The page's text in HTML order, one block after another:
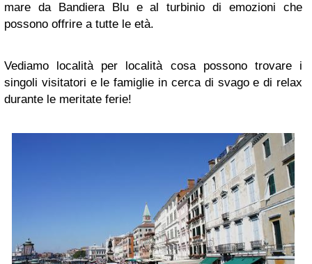
mare da Bandiera Blu e al turbinio di emozioni che
possono offrire a tutte le età.
Vediamo località per località cosa possono trovare i
singoli visitatori e le famiglie in cerca di svago e di relax
durante le meritate ferie!